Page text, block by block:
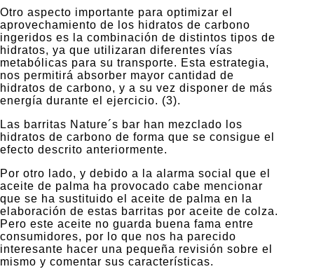
Otro aspecto importante para optimizar el
aprovechamiento de los hidratos de carbono
ingeridos es la combinación de distintos tipos de
hidratos, ya que utilizaran diferentes vías
metabólicas para su transporte. Esta estrategia,
nos permitirá absorber mayor cantidad de
hidratos de carbono, y a su vez disponer de más
energía durante el ejercicio. (3).
Las barritas Nature´s bar han mezclado los
hidratos de carbono de forma que se consigue el
efecto descrito anteriormente.
Por otro lado, y debido a la alarma social que el
aceite de palma ha provocado cabe mencionar
que se ha sustituido el aceite de palma en la
elaboración de estas barritas por aceite de colza.
Pero este aceite no guarda buena fama entre
consumidores, por lo que nos ha parecido
interesante hacer una pequeña revisión sobre el
mismo y comentar sus características.